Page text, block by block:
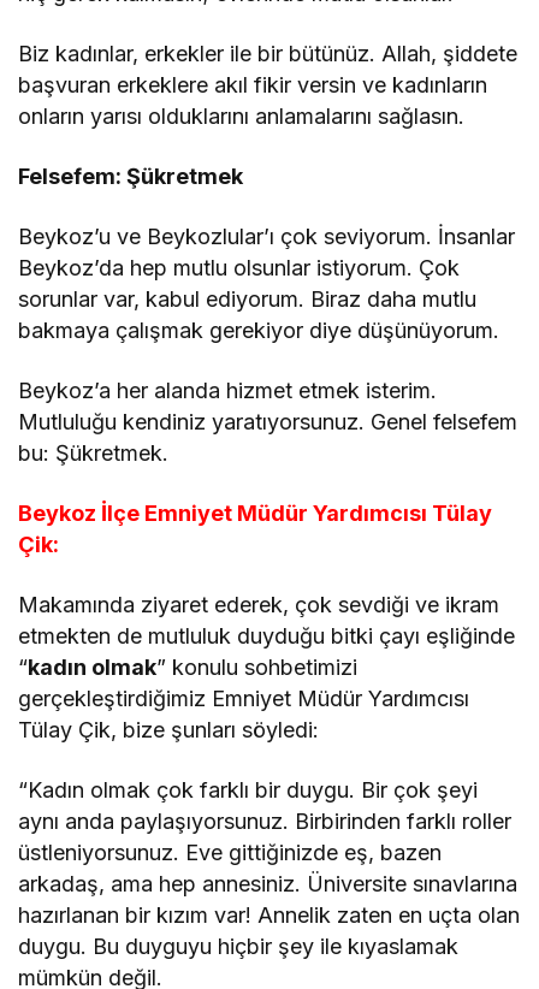
Biz kadınlar, erkekler ile bir bütünüz. Allah, şiddete
başvuran erkeklere akıl fikir versin ve kadınların
onların yarısı olduklarını anlamalarını sağlasın.
Felsefem: Şükretmek
Beykoz’u ve Beykozlular’ı çok seviyorum. İnsanlar
Beykoz’da hep mutlu olsunlar istiyorum. Çok
sorunlar var, kabul ediyorum. Biraz daha mutlu
bakmaya çalışmak gerekiyor diye düşünüyorum.
Beykoz’a her alanda hizmet etmek isterim.
Mutluluğu kendiniz yaratıyorsunuz. Genel felsefem
bu: Şükretmek.
Beykoz İlçe Emniyet Müdür Yardımcısı Tülay
Çik:
Makamında ziyaret ederek, çok sevdiği ve ikram
etmekten de mutluluk duyduğu bitki çayı eşliğinde
“kadın olmak” konulu sohbetimizi
gerçekleştirdiğimiz Emniyet Müdür Yardımcısı
Tülay Çik, bize şunları söyledi:
“Kadın olmak çok farklı bir duygu. Bir çok şeyi
aynı anda paylaşıyorsunuz. Birbirinden farklı roller
üstleniyorsunuz. Eve gittiğinizde eş, bazen
arkadaş, ama hep annesiniz. Üniversite sınavlarına
hazırlanan bir kızım var! Annelik zaten en uçta olan
duygu. Bu duyguyu hiçbir şey ile kıyaslamak
mümkün değil.